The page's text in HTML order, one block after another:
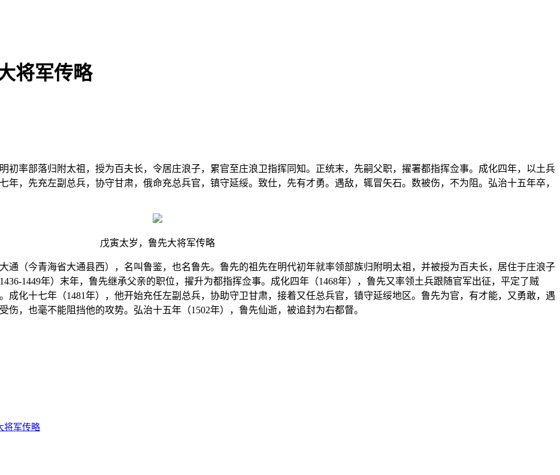
将军传略
初率部落归附太祖，授为百夫长，令居庄浪子，累官至庄浪卫指挥同知。正统末，先嗣父职，擢署都指挥佥事。成化四年，以土兵
年，先充左副总兵，协守甘肃，俄命充总兵官，镇守延绥。致仕，先有才勇。遇敌，辄冒矢石。数被伤，不为阻。弘治十五年卒，
戊寅太岁，鲁先大将军传略
通（今青海省大通县西），名叫鲁鉴，也名鲁先。鲁先的祖先在明代初年就率领部族归附明太祖，并被授为百夫长，居住于庄浪子
1449年）末年，鲁先继承父亲的职位，擢升为都指挥佥事。成化四年（1468年），鲁先又率领土兵跟随官军出征，平定了贼
成化十七年（1481年），他开始充任左副总兵，协助守卫甘肃，接着又任总兵官，镇守延绥地区。鲁先为官，有才能，又勇敢，遇
，也毫不能阻挡他的攻势。弘治十五年（1502年），鲁先仙逝，被追封为右都督。
将军传略